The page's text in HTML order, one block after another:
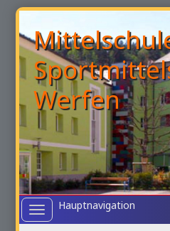
Werfen
Toggle
navigation